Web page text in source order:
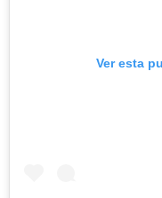
Ver esta